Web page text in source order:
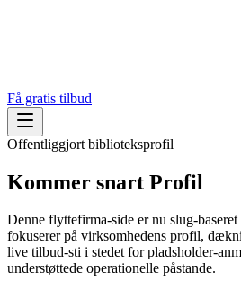
Få gratis tilbud
Offentliggjort biblioteksprofil
Kommer snart Profil
Denne flyttefirma-side er nu slug-
fokuserer på virksomhedens profil,
live tilbud-sti i stedet for pladsholder-
understøttede operationelle påstande.